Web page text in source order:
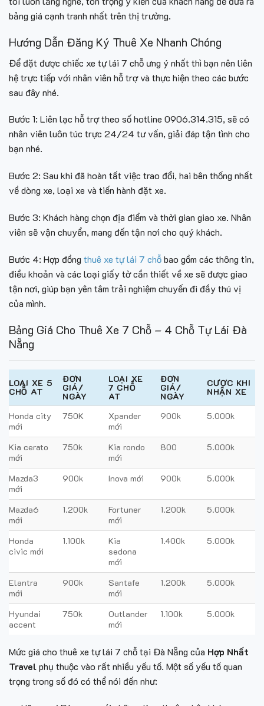
bảng giá cạnh tranh nhất trên thị trường.
Hướng Dẫn Đăng Ký Thuê Xe Nhanh Chóng
Để đặt được chiếc xe tự lái 7 chỗ ưng ý nhất thì bạn nên liên
hệ trực tiếp với nhân viên hỗ trợ và thực hiện theo các bước
sau đây nhé.
Bước 1: Liên lạc hỗ trợ theo số hotline 0906.314.315, sẽ có
nhân viên luôn túc trực 24/24 tư vấn, giải đáp tận tình cho
bạn nhé.
Bước 2: Sau khi đã hoàn tất việc trao đổi, hai bên thống nhất
về dòng xe, loại xe và tiến hành đặt xe.
Bước 3: Khách hàng chọn địa điểm và thời gian giao xe. Nhân
viên sẽ vận chuyển, mang đến tận nơi cho quý khách.
Bước 4: Hợp đồng thuê xe tự lái 7 chỗbao gồm các thông tin,
điều khoản và các loại giấy tờ cần thiết về xe sẽ được giao
tận nơi, giúp bạn yên tâm trải nghiệm chuyến đi đầy thú vị
của mình.
Bảng Giá Cho Thuê Xe 7 Chỗ – 4 Chỗ Tự Lái Đà
Nẵng
LOẠI XE 5
CHỖ AT
ĐƠN
GIÁ/
NGÀY
LOẠI XE
7 CHỖ
AT
ĐƠN
GIÁ/
NGÀY
CƯỢC KHI
NHẬN XE
Honda city
mới
750K
Xpander
mới
900k 5.000k
Kia cerato
mới
750k
Kia rondo
mới
800 5.000k
Mazda3
mới
900k Inova mới 900k 5.000k
Mazda6
mới
1.200k
Fortuner
mới
1.200k 5.000k
Honda
civic mới
1.100k
Kia
sedona
mới
1.400k 5.000k
Elantra
mới
900k
Santafe
mới
1.200k 5.000k
Hyundai
accent
750k
Outlander
mới
1.100k 5.000k
Mức giá cho thuê xe tự lái 7 chỗ tại Đà Nẵng của Hợp Nhất
Travelphụ thuộc vào rất nhiều yếu tố. Một số yếu tố quan
trọng trong số đó có thể nói đến như: